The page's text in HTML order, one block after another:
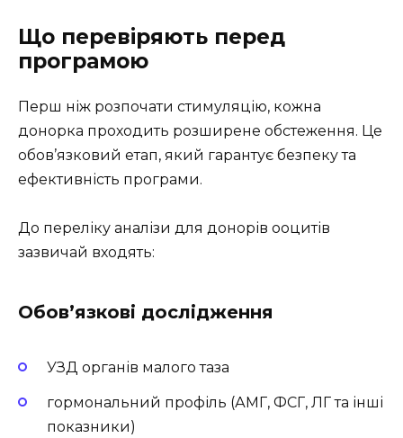
Що перевіряють перед
програмою
Перш ніж розпочати стимуляцію, кожна
донорка проходить розширене обстеження. Це
обов’язковий етап, який гарантує безпеку та
ефективність програми.
До переліку аналізи для донорів ооцитів
зазвичай входять:
Обов’язкові дослідження
УЗД органів малого таза
гормональний профіль (АМГ, ФСГ, ЛГ та інші
показники)